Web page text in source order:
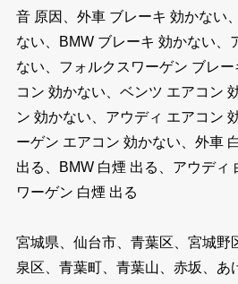
音 原因、外車 ブレーキ 効かない
ない、BMW ブレーキ 効かない、
ない、フォルクスワーゲン ブレ
コン 効かない、ベンツ エアコン
ン 効かない、アウディ エアコン
ーゲン エアコン 効かない、外車
出る、BMW 白煙 出る、アウディ
ワーゲン 白煙 出る
宮城県、仙台市、青葉区、宮城野
泉区、青葉町、青葉山、赤坂、あ